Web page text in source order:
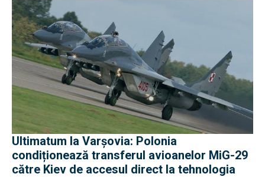
Ultimatum la Varșovia: Polonia
condiționează transferul avioanelor MiG-29
către Kiev de accesul direct la tehnologia